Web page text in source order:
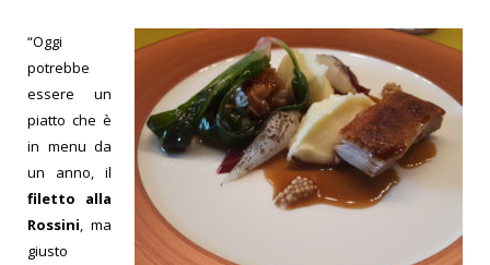
“Oggi
potrebbe
essere un
piatto che è
in menu da
un anno, il
filetto alla
Rossini , ma
giusto